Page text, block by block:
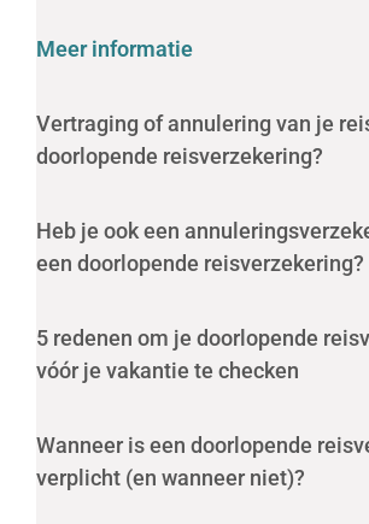
Meer informatie
Vertraging of annulering van je
doorlopende reisverzekering?
Heb je ook een
een doorlopende reisverzekering?
5 redenen om je doorlopende
vóór je vakantie te checken
Wanneer is een doorlopende
verplicht (en wanneer niet)?